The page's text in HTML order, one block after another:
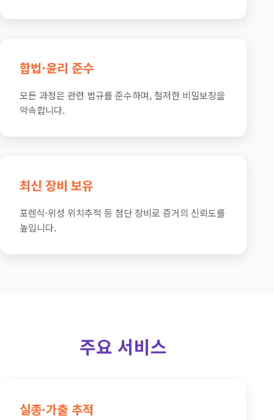
합법·윤리 준수
모든 과정은 관련 법규를 준수하며, 철저한 비밀보장을
약속합니다.
최신 장비 보유
포렌식·위성 위치추적 등 첨단 장비로 증거의 신뢰도를
높입니다.
주요 서비스
실종·가출 추적